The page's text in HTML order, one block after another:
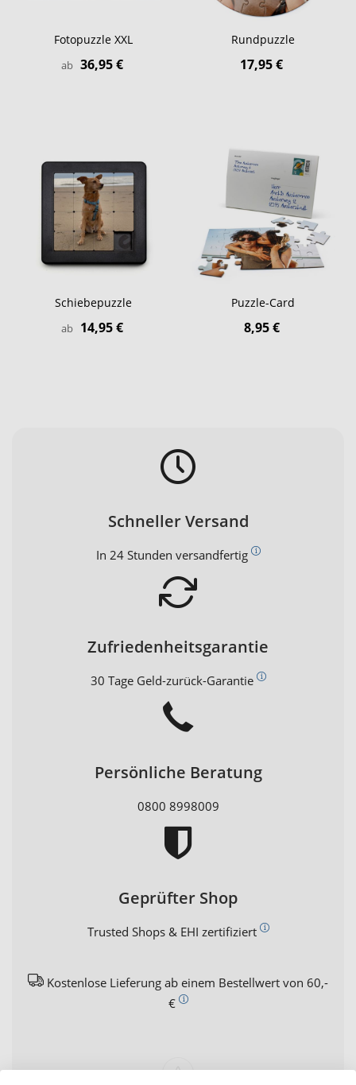
Fotopuzzle XXL
ab 36,95 €
Rundpuzzle
17,95 €
Schiebepuzzle
ab 14,95 €
Puzzle-Card
8,95 €
Schneller Versand
In 24 Stunden versandfertig
Zufriedenheitsgarantie
30 Tage Geld-zurück-Garantie
Persönliche Beratung
0800 8998009
Geprüfter Shop
Trusted Shops & EHI zertifiziert
Kostenlose Lieferung ab einem Bestellwert von 60,-
€